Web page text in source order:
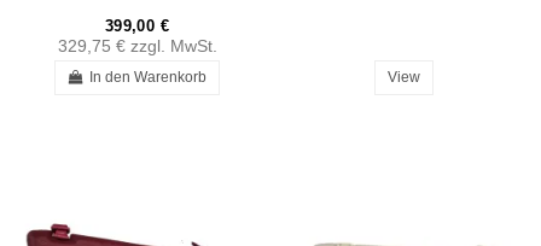
399,00 €
329,75 € zzgl. MwSt.
In den Warenkorb View